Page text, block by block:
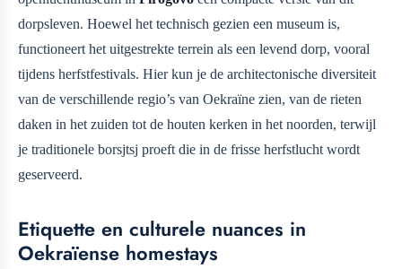
dorpsleven. Hoewel het technisch gezien een museum is,
functioneert het uitgestrekte terrein als een levend dorp, vooral
tijdens herfstfestivals. Hier kun je de architectonische diversiteit
van de verschillende regio’s van Oekraïne zien, van de rieten
daken in het zuiden tot de houten kerken in het noorden, terwijl
je traditionele borsjtsj proeft die in de frisse herfstlucht wordt
geserveerd.
Etiquette en culturele nuances in
Oekraïense homestays